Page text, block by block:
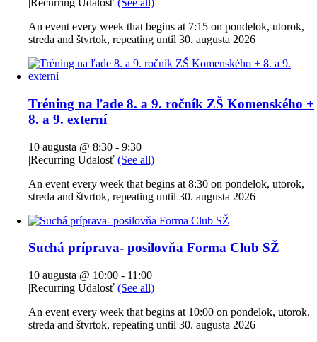
|Recurring Udalosť (See all)
An event every week that begins at 7:15 on pondelok, utorok,
streda and štvrtok, repeating until 30. augusta 2026
Tréning na ľade 8. a 9. ročník ZŠ Komenského +
8. a 9. externí
10 augusta @ 8:30 - 9:30
|Recurring Udalosť (See all)
An event every week that begins at 8:30 on pondelok, utorok,
streda and štvrtok, repeating until 30. augusta 2026
Suchá príprava- posilovňa Forma Club SŽ
10 augusta @ 10:00 - 11:00
|Recurring Udalosť (See all)
An event every week that begins at 10:00 on pondelok, utorok,
streda and štvrtok, repeating until 30. augusta 2026